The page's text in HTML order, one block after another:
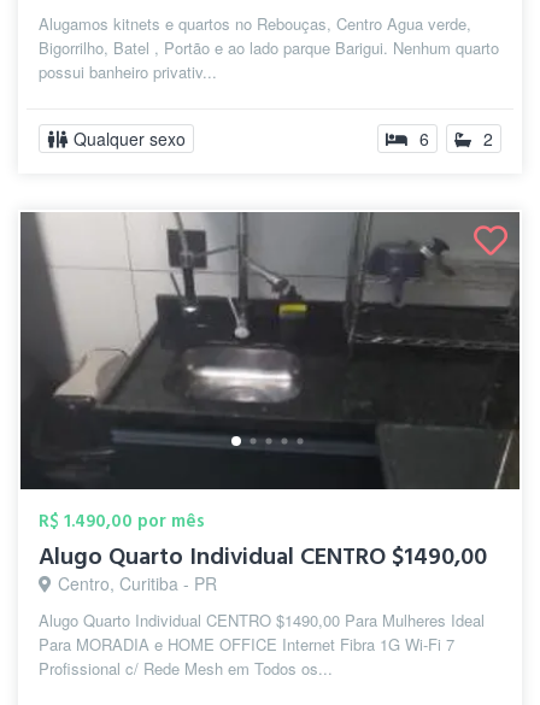
Alugamos kitnets e quartos no Rebouças, Centro Agua verde,
Bigorrilho, Batel , Portão e ao lado parque Barigui. Nenhum quarto
possui banheiro privativ...
Qualquer sexo 6 2
R$ 1.490,00 por mês
Alugo Quarto Individual CENTRO $1490,00
Centro, Curitiba - PR
Alugo Quarto Individual CENTRO $1490,00 Para Mulheres Ideal
Para MORADIA e HOME OFFICE Internet Fibra 1G Wi-Fi 7
Profissional c/ Rede Mesh em Todos os...